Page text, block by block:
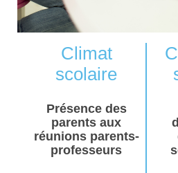
Climat
scolaire
Présence des
parents aux
réunions parents-
professeurs